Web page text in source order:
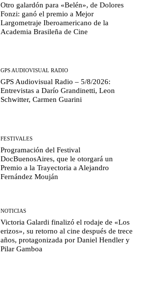
Otro galardón para «Belén», de Dolores
Fonzi: ganó el premio a Mejor
Largometraje Iberoamericano de la
Academia Brasileña de Cine
GPS AUDIOVISUAL RADIO
GPS Audiovisual Radio – 5/8/2026:
Entrevistas a Darío Grandinetti, Leon
Schwitter, Carmen Guarini
FESTIVALES
Programación del Festival
DocBuenosAires, que le otorgará un
Premio a la Trayectoria a Alejandro
Fernández Mouján
NOTICIAS
Victoria Galardi finalizó el rodaje de «Los
erizos», su retorno al cine después de trece
años, protagonizada por Daniel Hendler y
Pilar Gamboa